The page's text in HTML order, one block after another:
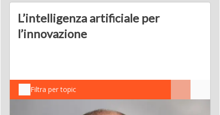
L’intelligenza artificiale per
l’innovazione
Filtra per topic